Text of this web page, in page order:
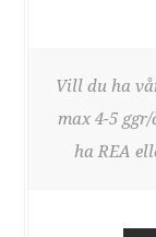
Vill du ha
max 4-5
ha REA